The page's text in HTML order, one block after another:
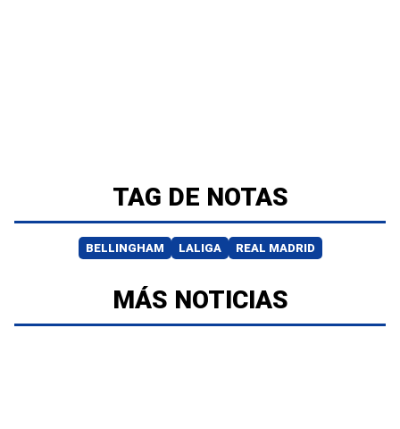
TAG DE NOTAS
BELLINGHAM LALIGA REAL MADRID
MÁS NOTICIAS